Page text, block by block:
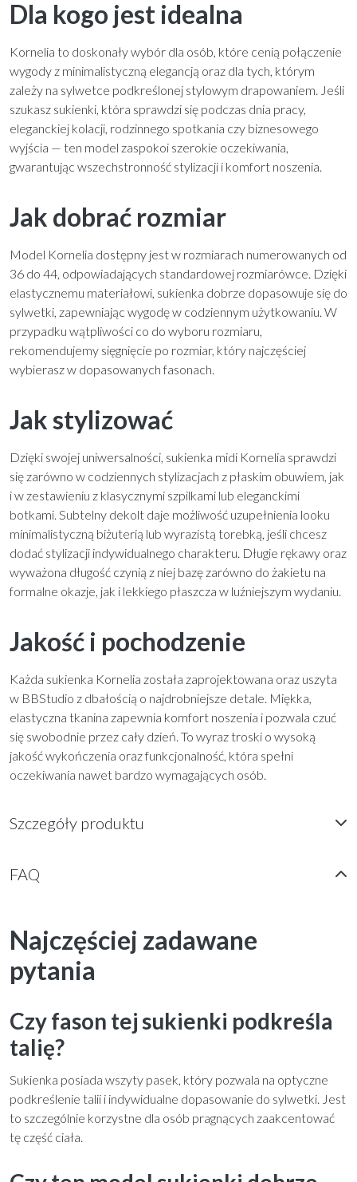
Dla kogo jest idealna
Kornelia to doskonały wybór dla osób, które cenią połączenie
wygody z minimalistyczną elegancją oraz dla tych, którym
zależy na sylwetce podkreślonej stylowym drapowaniem. Jeśli
szukasz sukienki, która sprawdzi się podczas dnia pracy,
eleganckiej kolacji, rodzinnego spotkania czy biznesowego
wyjścia — ten model zaspokoi szerokie oczekiwania,
gwarantując wszechstronność stylizacji i komfort noszenia.
Jak dobrać rozmiar
Model Kornelia dostępny jest w rozmiarach numerowanych od
36 do 44, odpowiadających standardowej rozmiarówce. Dzięki
elastycznemu materiałowi, sukienka dobrze dopasowuje się do
sylwetki, zapewniając wygodę w codziennym użytkowaniu. W
przypadku wątpliwości co do wyboru rozmiaru,
rekomendujemy sięgnięcie po rozmiar, który najczęściej
wybierasz w dopasowanych fasonach.
Jak stylizować
Dzięki swojej uniwersalności, sukienka midi Kornelia sprawdzi
się zarówno w codziennych stylizacjach z płaskim obuwiem, jak
i w zestawieniu z klasycznymi szpilkami lub eleganckimi
botkami. Subtelny dekolt daje możliwość uzupełnienia looku
minimalistyczną biżuterią lub wyrazistą torebką, jeśli chcesz
dodać stylizacji indywidualnego charakteru. Długie rękawy oraz
wyważona długość czynią z niej bazę zarówno do żakietu na
formalne okazje, jak i lekkiego płaszcza w luźniejszym wydaniu.
Jakość i pochodzenie
Każda sukienka Kornelia została zaprojektowana oraz uszyta
w BBStudio z dbałością o najdrobniejsze detale. Miękka,
elastyczna tkanina zapewnia komfort noszenia i pozwala czuć
się swobodnie przez cały dzień. To wyraz troski o wysoką
jakość wykończenia oraz funkcjonalność, która spełni
oczekiwania nawet bardzo wymagających osób.
Szczegóły produktu
FAQ
Najczęściej zadawane
pytania
Czy fason tej sukienki podkreśla
talię?
Sukienka posiada wszyty pasek, który pozwala na optyczne
podkreślenie talii i indywidualne dopasowanie do sylwetki. Jest
to szczególnie korzystne dla osób pragnących zaakcentować
tę część ciała.